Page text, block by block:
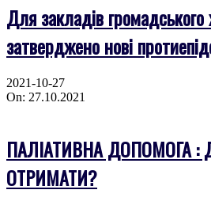
Для закладів громадського
затверджено нові
2021-10-27
On: 27.10.2021
ПАЛІАТИВНА ДОПОМОГА :
ОТРИМАТИ?